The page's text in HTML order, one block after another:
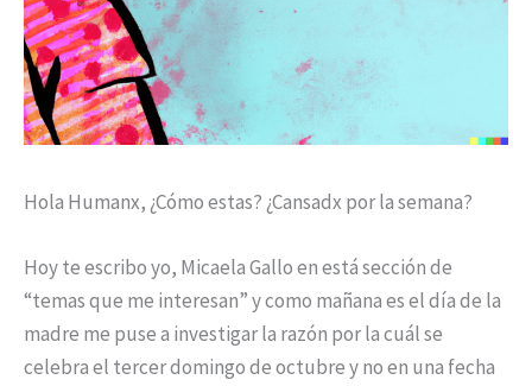
Hola Humanx, ¿Cómo estas? ¿Cansadx por la semana?
Hoy te escribo yo, Micaela Gallo en está sección de
“temas que me interesan” y como mañana es el día de la
madre me puse a investigar la razón por la cuál se
celebra el tercer domingo de octubre y no en una fecha